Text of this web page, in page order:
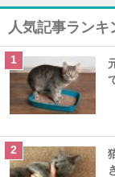
人気記事ランキ